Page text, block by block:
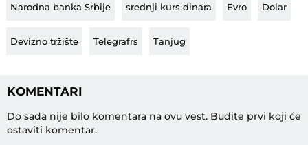
Narodna banka Srbije srednji kurs dinara Evro Dolar
Devizno tržište Telegrafrs Tanjug
KOMENTARI
Do sada nije bilo komentara na ovu vest. Budite prvi koji će
ostaviti komentar.